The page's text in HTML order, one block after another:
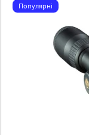
Популярні